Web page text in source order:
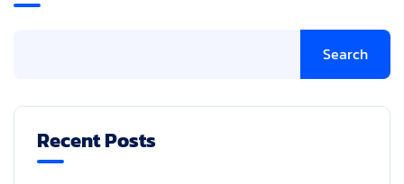
Search
Recent Posts